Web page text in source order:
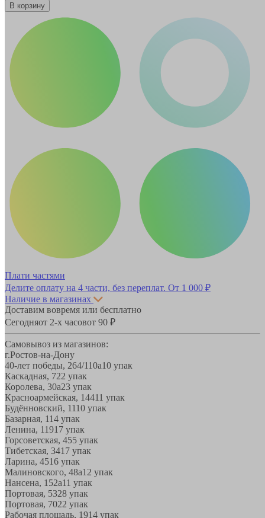
В корзину
Плати частями
Делите оплату на 4 части, без переплат. От 1 000 ₽
Наличие в магазинах
Доставим вовремя или бесплатно
Сегодняот 2-х часовот 90 ₽
Самовывоз из магазинов:
г.Ростов-на-Дону
40-лет победы, 264/110а10 упак
Каскадная, 722 упак
Королева, 30а23 упак
Красноармейская, 14411 упак
Будённовский, 1110 упак
Базарная, 114 упак
Ленина, 11917 упак
Горсоветская, 455 упак
Тибетская, 3417 упак
Ларина, 4516 упак
Малиновского, 48а12 упак
Нансена, 152а11 упак
Портовая, 5328 упак
Портовая, 7022 упак
Рабочая площадь, 1914 упак